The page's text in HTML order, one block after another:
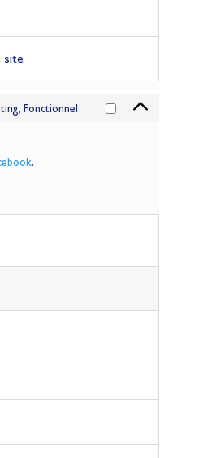
site
Fonctionnel
.